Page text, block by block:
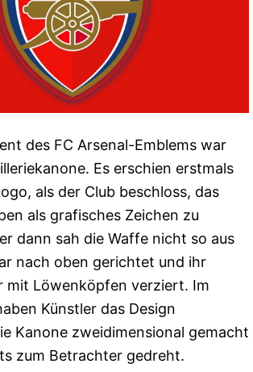
des FC Arsenal-Emblems war
Es erschien erstmals
als der Club beschloss, das
als grafisches Zeichen zu
dann sah die Waffe nicht so aus
nach oben gerichtet und ihr
mit Löwenköpfen verziert. Im
Künstler das Design
Kanone zweidimensional gemacht
zum Betrachter gedreht.